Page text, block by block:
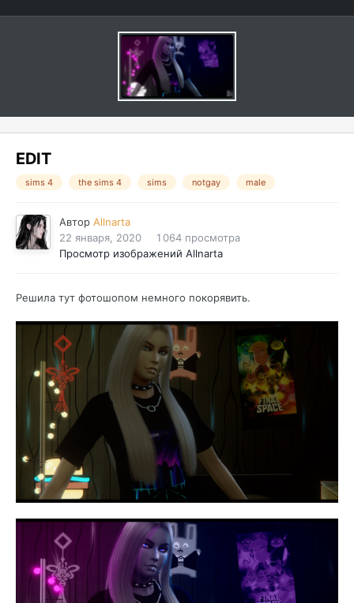
EDIT
sims 4 the sims 4 sims notgay male
Автор Allnarta
22 января, 2020
1 064 просмотра
Просмотр изображений Allnarta
Решила тут фотошопом немного покорявить.